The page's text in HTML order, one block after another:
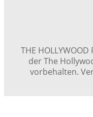
THE
der The
vorbehalten.